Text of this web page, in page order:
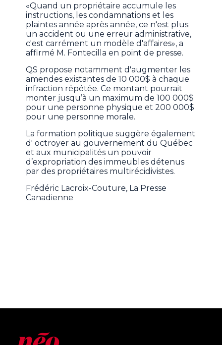
«Quand un propriétaire accumule les
instructions, les condamnations et les
plaintes année après année, ce n'est plus
un accident ou une erreur administrative,
c'est carrément un modèle d'affaires», a
affirmé M. Fontecilla en point de presse.
QS propose notamment d'augmenter les
amendes existantes de 10 000$ à chaque
infraction répétée. Ce montant pourrait
monter jusqu’à un maximum de 100 000$
pour une personne physique et 200 000$
pour une personne morale.
La formation politique suggère également
d' octroyer au gouvernement du Québec
et aux municipalités un pouvoir
d’expropriation des immeubles détenus
par des propriétaires multirécidivistes.
Frédéric Lacroix-Couture, La Presse
Canadienne